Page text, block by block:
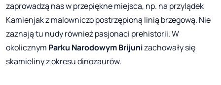
zaprowadzą nas w przepiękne miejsca, np. na przylądek
Kamienjak z malowniczo postrzępioną linią brzegową. Nie
zaznają tu nudy również pasjonaci prehistorii. W
okolicznym Parku Narodowym Brijunizachowały się
skamieliny z okresu dinozaurów.